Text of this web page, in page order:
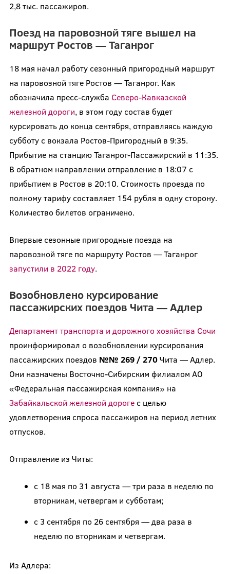
2,8 тыс. пассажиров.
Поезд на паровозной тяге вышел на
маршрут Ростов — Таганрог
18 мая начал работу сезонный пригородный маршрут
на паровозной тяге Ростов — Таганрог. Как
обозначила пресс-служба Северо-Кавказской
железной дороги, в этом году состав будет
курсировать до конца сентября, отправляясь каждую
субботу с вокзала Ростов-Пригородный в 9:35.
Прибытие на станцию Таганрог-Пассажирский в 11:35.
В обратном направлении отправление в 18:07 с
прибытием в Ростов в 20:10. Стоимость проезда по
полному тарифу составляет 154 рубля в одну сторону.
Количество билетов ограничено.
Впервые сезонные пригородные поезда на
паровозной тяге по маршруту Ростов — Таганрог
запустили в 2022 году.
Возобновлено курсирование
пассажирских поездов Чита — Адлер
Департамент транспорта и дорожного хозяйства Сочи
проинформировал о возобновлении курсирования
пассажирских поездов №№ 269 / 270Чита — Адлер.
Они назначены Восточно-Сибирским филиалом АО
«Федеральная пассажирская компания» на
Забайкальской железной дорогес целью
удовлетворения спроса пассажиров на период летних
отпусков.
Отправление из Читы:
с 18 мая по 31 августа — три раза в неделю по
вторникам, четвергам и субботам;
с 3 сентября по 26 сентября — два раза в
неделю по вторникам и четвергам.
Из Адлера: